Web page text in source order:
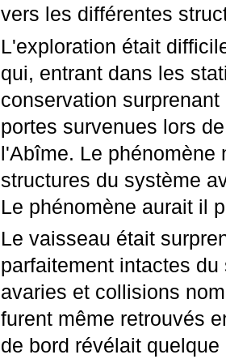
vers les différentes
L'exploration était
qui, entrant dans les
conservation
portes survenues lors
l'Abîme. Le phénomène
structures du système
Le phénomène aurait il
Le vaisseau était
parfaitement intactes
avaries et collisions
furent même retrouvés
de bord révélait